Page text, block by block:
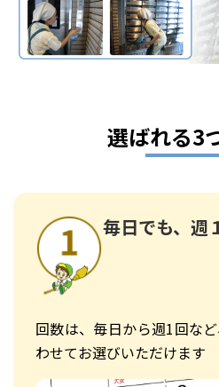
選ばれる3
毎日でも、週
回数は、毎日から週1回な
わせてお選びいただけます